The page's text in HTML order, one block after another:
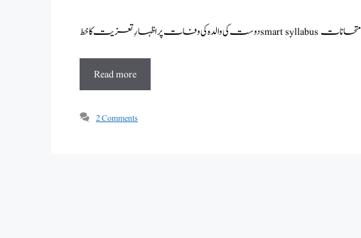
Read more
2 Comments